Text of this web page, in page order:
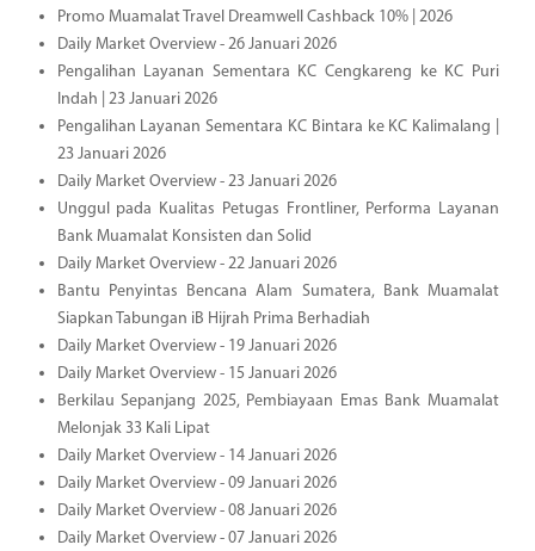
Promo Muamalat Travel Dreamwell Cashback 10% | 2026
Daily Market Overview - 26 Januari 2026
Pengalihan Layanan Sementara KC Cengkareng ke KC Puri
Indah | 23 Januari 2026
Pengalihan Layanan Sementara KC Bintara ke KC Kalimalang |
23 Januari 2026
Daily Market Overview - 23 Januari 2026
Unggul pada Kualitas Petugas Frontliner, Performa Layanan
Bank Muamalat Konsisten dan Solid
Daily Market Overview - 22 Januari 2026
Bantu Penyintas Bencana Alam Sumatera, Bank Muamalat
Siapkan Tabungan iB Hijrah Prima Berhadiah
Daily Market Overview - 19 Januari 2026
Daily Market Overview - 15 Januari 2026
Berkilau Sepanjang 2025, Pembiayaan Emas Bank Muamalat
Melonjak 33 Kali Lipat
Daily Market Overview - 14 Januari 2026
Daily Market Overview - 09 Januari 2026
Daily Market Overview - 08 Januari 2026
Daily Market Overview - 07 Januari 2026